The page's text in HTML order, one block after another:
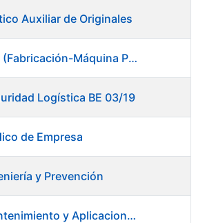
Auxiliar de Originales
Jefe de Unidad (Fabricación-Máquina Papel) en Fábrica de Papel (Burgos)
Logística BE 03/19
de Empresa
y Prevención
Técnico de Mantenimiento y Aplicaciones Industriales - Centro de trabajo de Burgos